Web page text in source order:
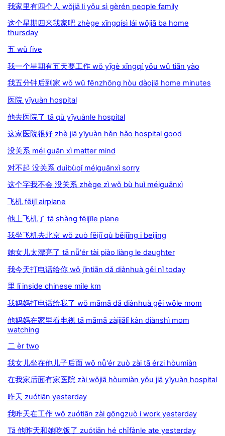
我家里有四个人 wǒjiā li yǒu sì gèrén people family
这个星期四来我家吧 zhège xīngqísì lái wǒjiā ba home
thursday
五 wǔ five
我一个星期有五天要工作 wǒ yīgè xīngqí yǒu wǔ tiān yào
我五分钟后到家 wǒ wǔ fēnzhōng hòu dàojiā home minutes
医院 yīyuàn hospital
他去医院了 tā qù yīyuànle hospital
这家医院很好 zhè jiā yīyuàn hěn hǎo hospital good
没关系 méi guān xì matter mind
对不起 没关系 duìbùqǐ méiguānxì sorry
这个字我不会 没关系 zhège zì wǒ bù huì méiguānxì
飞机 fēijī airplane
他上飞机了 tā shàng fēijīle plane
我坐飞机去北京 wǒ zuò fēijī qù běijīng i beijing
她女儿太漂亮了 tā nǚ'ér tài piào liàng le daughter
我今天打电话给你 wǒ jīntiān dǎ diànhuà gěi nǐ today
里 lǐ inside chinese mile km
我妈妈打电话给我了 wǒ māmā dǎ diànhuà gěi wǒle mom
他妈妈在家里看电视 tā māmā zàijiālǐ kàn diànshì mom
watching
二 èr two
我女儿坐在他儿子后面 wǒ nǚ'ér zuò zài tā érzi hòumiàn
在我家后面有家医院 zài wǒjiā hòumiàn yǒu jiā yīyuàn hospital
昨天 zuótiān yesterday
我昨天在工作 wǒ zuótiān zài gōngzuò i work yesterday
Tā 他昨天和她吃饭了 zuótiān hé chīfànle ate yesterday